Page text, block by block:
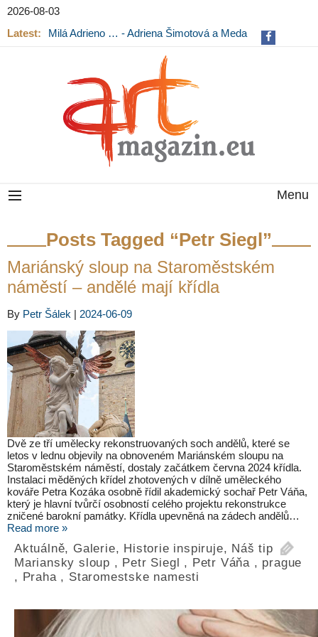
2026-08-03
Latest:
Milá Adrieno … - Adriena Šimotová a Meda
Menu
Posts Tagged “Petr Siegl”
Mariánský sloup na Staroměstském
náměstí – andělé mají křídla
By Petr Šálek | 2024-06-09
Dvě ze tří umělecky rekonstruovaných soch andělů, které se
letos v lednu objevily na obnoveném Mariánském sloupu na
Staroměstském náměstí, dostaly začátkem června 2024 křídla.
Instalaci měděných křídel zhotovených v dílně uměleckého
kováře Petra Kozáka osobně řídil akademický sochař Petr Váňa,
který je hlavní tvůrčí osobností celého projektu rekonstrukce
zničené barokní památky. Křídla upevněná na zádech andělů…
Read more »
Aktuálně, Galerie, Historie inspiruje, Náš tip
Mariansky sloup , Petr Siegl , Petr Váňa , prague
, Praha, Staromestske namesti